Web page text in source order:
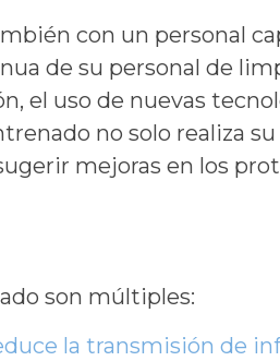
con un personal
de su personal de
el uso de nuevas
no solo realiza
mejoras en los
son múltiples:
la transmisión de